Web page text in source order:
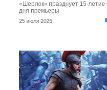
«Шерлок» празднует 15-летие
дня премьеры
25 июля 2025